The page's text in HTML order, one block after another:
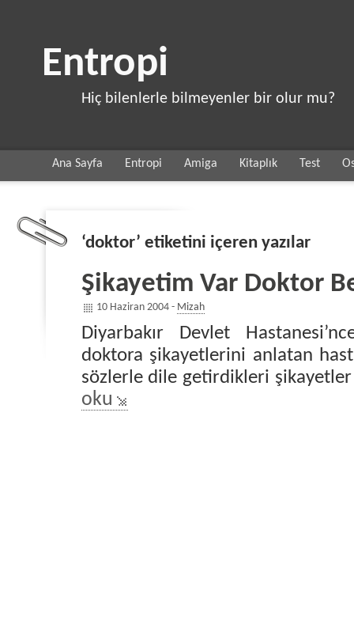
Entropi
Hiç bilenlerle bilmeyenler bir olur mu?
Ana Sayfa Entropi Amiga Kitaplık Test
‘doktor’ etiketini içeren yazılar
Şikayetim Var Doktor
10 Haziran 2004 - Mizah
Diyarbakır Devlet
doktora şikayetlerini anlatan
sözlerle dile getirdikleri
oku